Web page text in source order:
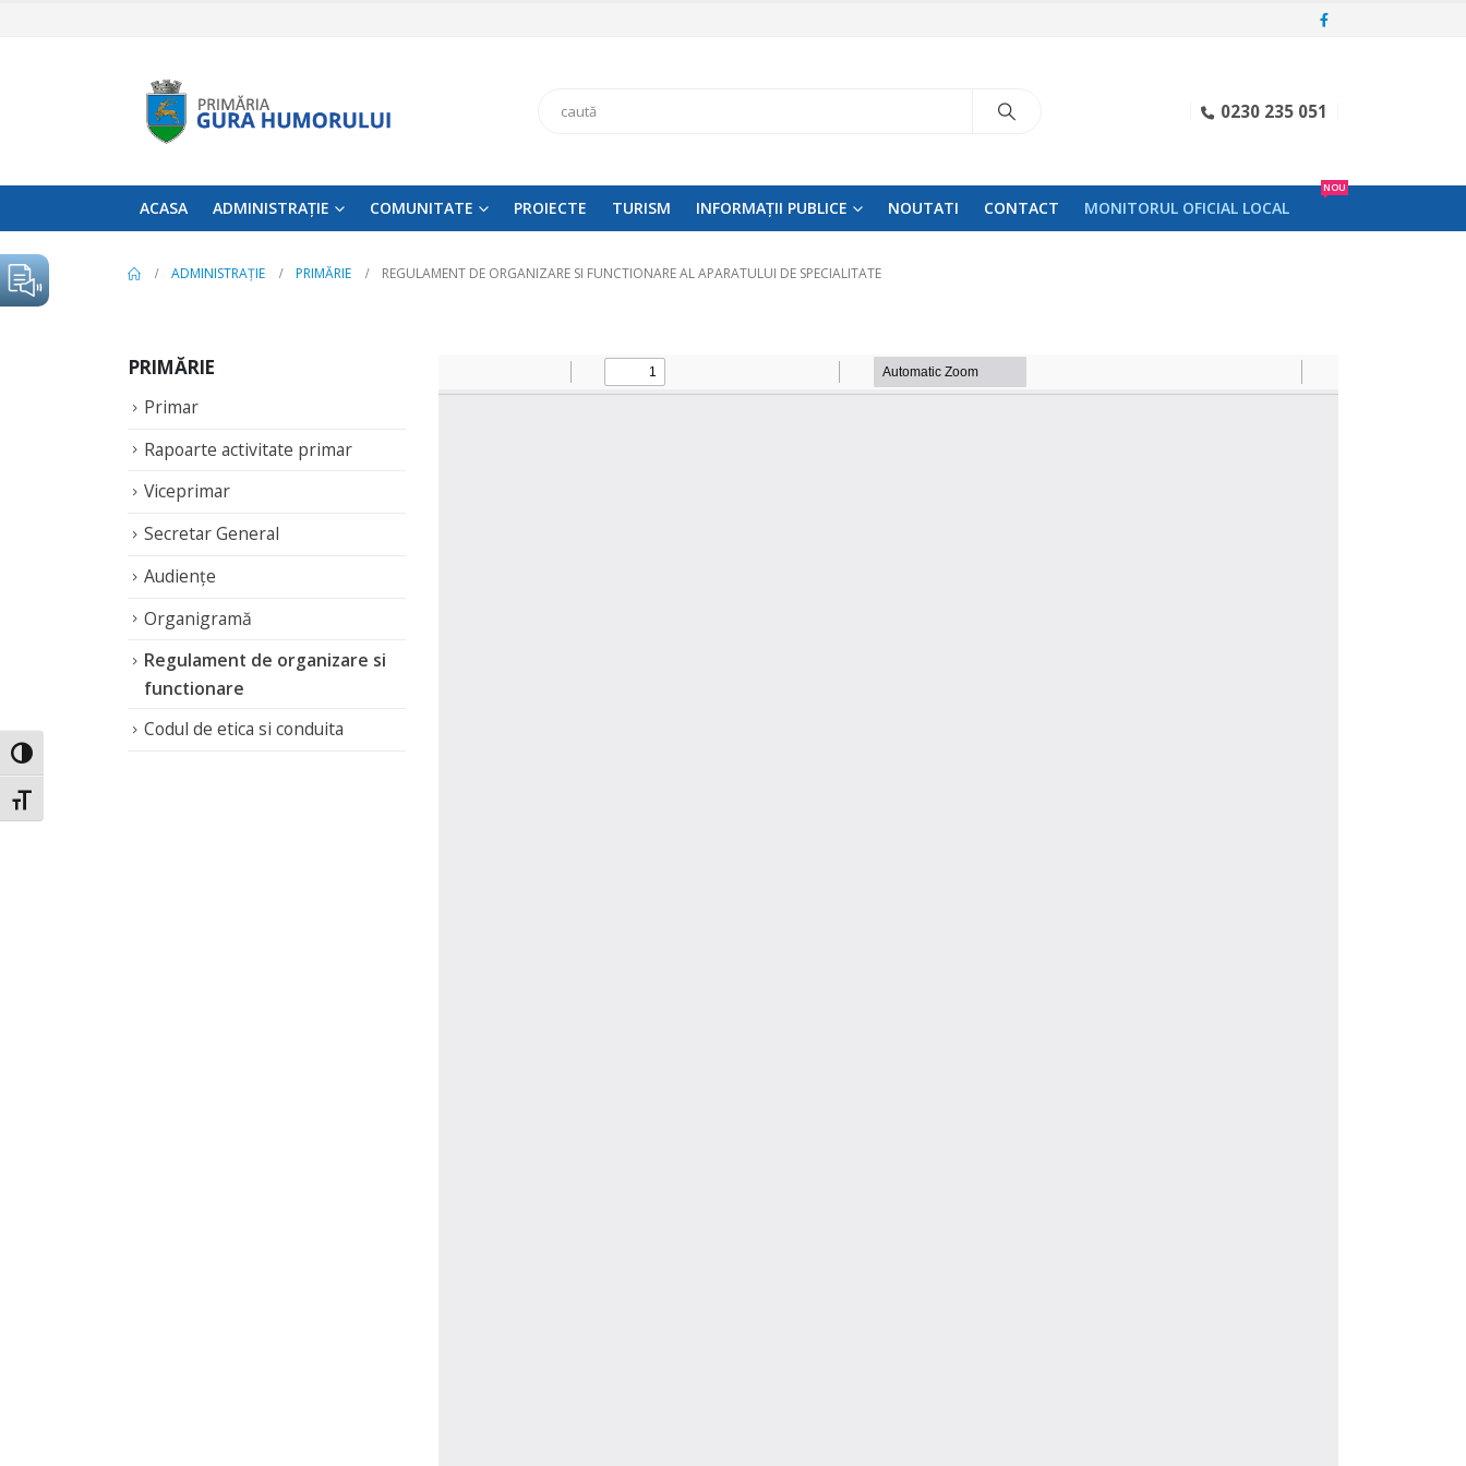
Toggle High Contrast
Toggle Font size
Search 0230 235 051
ACASA ADMINISTRAȚIE COMUNITATE PROIECTE TURISM INFORMAȚII PUBLICE NOUTATI CONTACT MONITORUL OFICIAL LOCAL
NOU
ADMINISTRAȚIE PRIMĂRIE REGULAMENT DE ORGANIZARE SI FUNCTIONARE AL APARATULUI DE SPECIALITATE
PRIMĂRIE
Primar
Rapoarte activitate primar
Viceprimar
Secretar General
Audiențe
Organigramă
Regulament de organizare si
functionare
Codul de etica si conduita